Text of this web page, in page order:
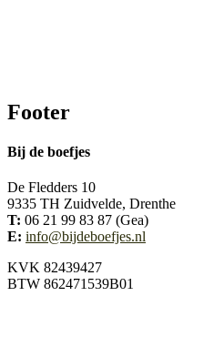
Footer
Bij de boefjes
De Fledders 10
9335 TH Zuidvelde, Drenthe
T: 06 21 99 83 87 (Gea)
E: info@bijdeboefjes.nl
KVK 82439427
BTW 862471539B01